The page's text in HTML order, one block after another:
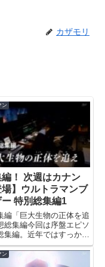
カザモリ
ン
編！ 次週はカナン
】ウルトラマンブ
ー 特別総集編1
編「巨大生物の正体を追
総集編今回は序盤エピソ
集編。近年ではすっかり
ですね。こういう総集編
たい、メインキャラクタ
衛チームのメンバーか、
ン